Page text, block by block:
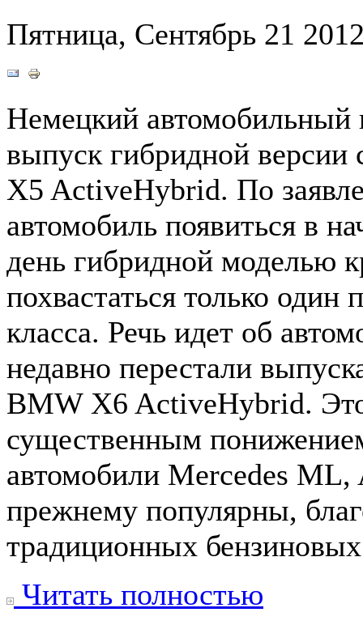
Пятница, Сентябрь 21
Немецкий автомобильный
выпуск гибридной версии
X5 ActiveHybrid. По
автомобиль появиться в
день гибридной моделью
похвастаться только
класса. Речь идет об
недавно перестали
BMW X6 ActiveHybrid.
существенным
автомобили Mercedes
прежнему популярны,
традиционных
Читать полностью